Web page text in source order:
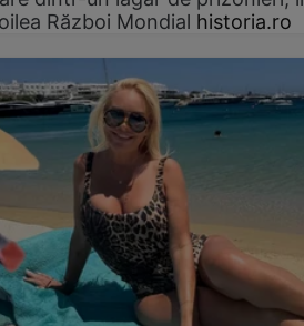
Război Mondial historia.ro